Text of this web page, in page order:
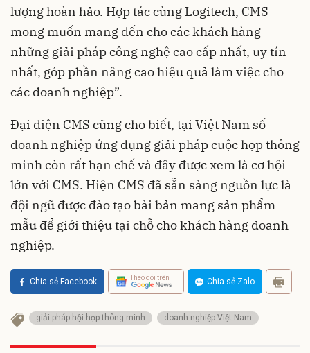
lượng hoàn hảo. Hợp tác cùng Logitech, CMS
mong muốn mang đến cho các khách hàng
những giải pháp công nghệ cao cấp nhất, uy tín
nhất, góp phần nâng cao hiệu quả làm việc cho
các doanh nghiệp”.
Đại diện CMS cũng cho biết, tại Việt Nam số
doanh nghiệp ứng dụng giải pháp cuộc họp thông
minh còn rất hạn chế và đây được xem là cơ hội
lớn với CMS. Hiện CMS đã sẵn sàng nguồn lực là
đội ngũ được đào tạo bài bản mang sản phẩm
mẫu để giới thiệu tại chỗ cho khách hàng doanh
nghiệp.
Chia sẻ Facebook Theo dõi trên Chia sẻ Zalo
giải pháp hội họp thông minh doanh nghiệp Việt Nam